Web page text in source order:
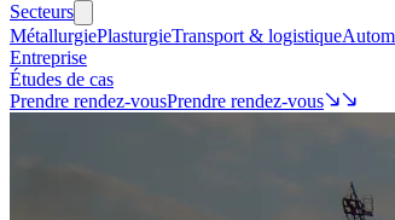
Secteurs
MétallurgiePlasturgieTransport & logistique
Entreprise
Études de cas
Prendre rendez-vousPrendre rendez-vous